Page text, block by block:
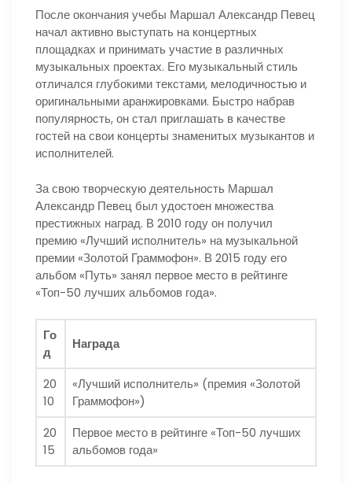
После окончания учебы Маршал Александр Певец
начал активно выступать на концертных
площадках и принимать участие в различных
музыкальных проектах. Его музыкальный стиль
отличался глубокими текстами, мелодичностью и
оригинальными аранжировками. Быстро набрав
популярность, он стал приглашать в качестве
гостей на свои концерты знаменитых музыкантов и
исполнителей.
За свою творческую деятельность Маршал
Александр Певец был удостоен множества
престижных наград. В 2010 году он получил
премию «Лучший исполнитель» на музыкальной
премии «Золотой Граммофон». В 2015 году его
альбом «Путь» занял первое место в рейтинге
«Топ-50 лучших альбомов года».
Го
д
Награда
20
10
«Лучший исполнитель» (премия «Золотой
Граммофон»)
20
15
Первое место в рейтинге «Топ-50 лучших
альбомов года»